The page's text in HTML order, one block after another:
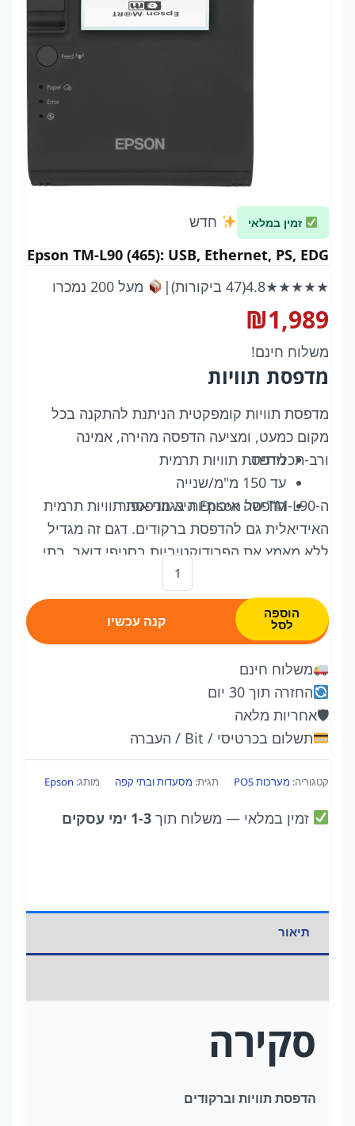
זמין במלאי
חדש
Epson TM-L90 (465): USB, Ethernet, PS, EDG
★★★★★
4.8(47 ביקורות) | מעל 200 נמכרו
₪1,989
משלוח חינם!
מדפסת תוויות
מדפסת תוויות קומפקטית הניתנת להתקנה בכל
מקום כמעט, ומציעה הדפסה מהירה, אמינה
ורב-תכליתית.מדפסת תוויות תרמית
עד 150 מ"מ/שנייה
הדפסה איכותיות בגווני אפור
ה-TM-L90 של Epson היא מדפסת תוויות תרמית
האידיאלית גם להדפסת ברקודים. דגם זה מגדיל
ללא מאמץ את הפרודוקטיביות בסניפי דואר, בתי
מרקחת, סופרמרקטים ועסקים אחרים. תוכל
להדפיס בקלות על סוגים שונים של נייר תוויות
וקבלות, והודות למתקן חיתוך גם במגוון גדלים
שונים.
כמות
של
TM-
PS,
הוספה
לסל קנה עכשיו
משלוח חינם
החזרה תוך 30 יום
🛡אחריות מלאה
תשלום בכרטיסי / Bit / העברה
קטגוריה: מערכות POS תגית: מסעדות ובתי קפה מותג: Epson
זמין במלאי — משלוח תוך1-3 ימי עסקים
תיאור
סקירה
הדפסת תוויות וברקודים